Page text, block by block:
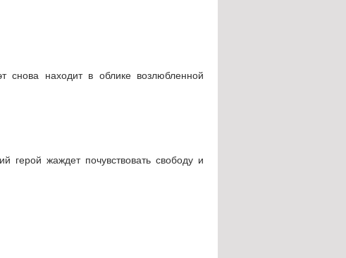
находит в облике возлюбленной
герой жаждет почувствовать свободу и